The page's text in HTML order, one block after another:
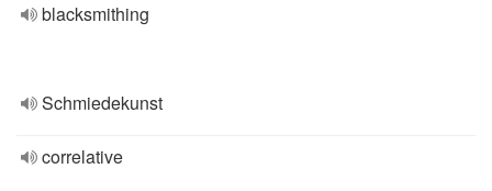
blacksmithing
Schmiedekunst
correlative